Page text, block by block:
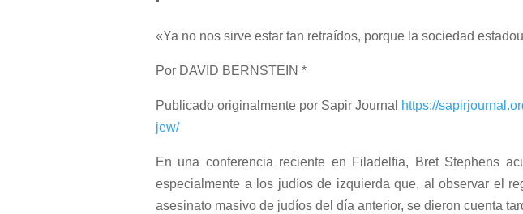
«Ya no nos sirve estar tan retraídos, porque la sociedad
Por DAVID BERNSTEIN *
Publicado originalmente por Sapir Journal
https://
jew/
En una conferencia reciente en Filadelfia, Bret Stephens
especialmente a los judíos de izquierda que, al observar el
asesinato masivo de judíos del día anterior, se dieron cuenta